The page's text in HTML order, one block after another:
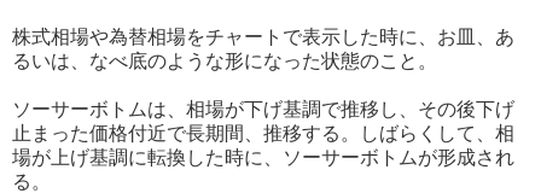
株式相場や為替相場をチャートで表示した時に、お皿、あ
るいは、なべ底のような形になった状態のこと。
ソーサーボトムは、相場が下げ基調で推移し、その後下げ
止まった価格付近で長期間、推移する。しばらくして、相
場が上げ基調に転換した時に、ソーサーボトムが形成され
る。